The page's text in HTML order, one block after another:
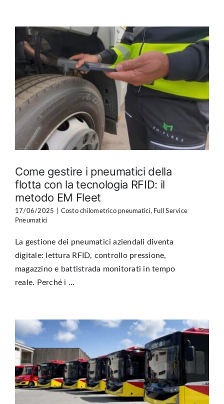
Come gestire i pneumatici della
flotta con la tecnologia RFID: il
metodo EM Fleet
17/06/2025 Costo chilometrico pneumatici, Full Service
Pneumatici
La gestione dei pneumatici aziendali diventa
digitale: lettura RFID, controllo pressione,
magazzino e battistrada monitorati in tempo
reale. Perché i ...